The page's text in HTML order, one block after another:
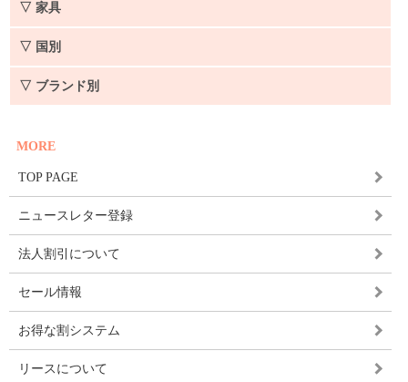
▽ 家具
▽ 国別
▽ ブランド別
MORE
TOP PAGE
ニュースレター登録
法人割引について
セール情報
お得な割システム
リースについて